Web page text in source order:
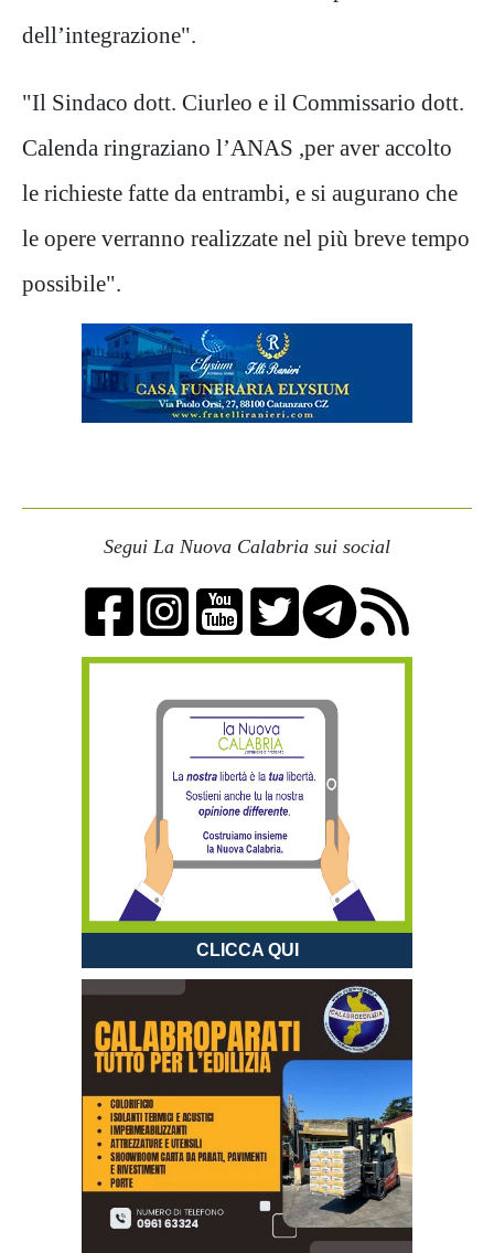
dell’integrazione".
"Il Sindaco dott. Ciurleo e il Commissario dott.
Calenda ringraziano l’ANAS ,per aver accolto
le richieste fatte da entrambi, e si augurano che
le opere verranno realizzate nel più breve tempo
possibile".
Segui La Nuova Calabria sui social
CLICCA QUI